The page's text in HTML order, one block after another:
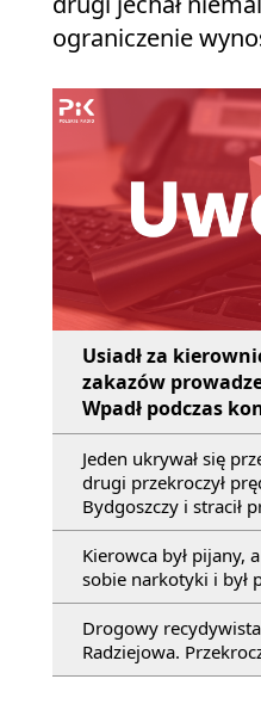
ograniczenie
Usiadł za
zakazów
Wpadł podczas
Jeden ukrywał się
drugi przekroczył
Bydgoszczy i stracił
Kierowca był pijany,
sobie narkotyki i był
Drogowy
Radziejowa.